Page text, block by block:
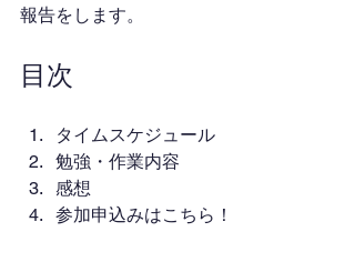
報告をします。
目次
タイムスケジュール
勉強・作業内容
感想
参加申込みはこちら！